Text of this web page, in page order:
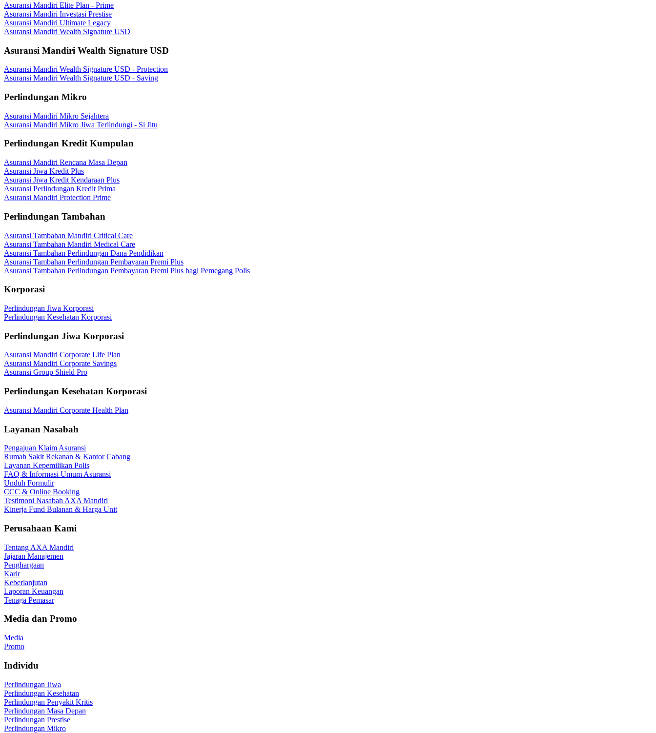
Asuransi Mandiri Elite Plan - Prime
Asuransi Mandiri Investasi Prestise
Asuransi Mandiri Ultimate Legacy
Asuransi Mandiri Wealth Signature USD
Asuransi Mandiri Wealth Signature USD
Asuransi Mandiri Wealth Signature USD - Protection
Asuransi Mandiri Wealth Signature USD - Saving
Perlindungan Mikro
Asuransi Mandiri Mikro Sejahtera
Asuransi Mandiri Mikro Jiwa Terlindungi - Si Jitu
Perlindungan Kredit Kumpulan
Asuransi Mandiri Rencana Masa Depan
Asuransi Jiwa Kredit Plus
Asuransi Jiwa Kredit Kendaraan Plus
Asuransi Perlindungan Kredit Prima
Asuransi Mandiri Protection Prime
Perlindungan Tambahan
Asuransi Tambahan Mandiri Critical Care
Asuransi Tambahan Mandiri Medical Care
Asuransi Tambahan Perlindungan Dana Pendidikan
Asuransi Tambahan Perlindungan Pembayaran Premi Plus
Asuransi Tambahan Perlindungan Pembayaran Premi Plus bagi Pemegang Polis
Korporasi
Perlindungan Jiwa Korporasi
Perlindungan Kesehatan Korporasi
Perlindungan Jiwa Korporasi
Asuransi Mandiri Corporate Life Plan
Asuransi Mandiri Corporate Savings
Asuransi Group Shield Pro
Perlindungan Kesehatan Korporasi
Asuransi Mandiri Corporate Health Plan
Layanan Nasabah
Pengajuan Klaim Asuransi
Rumah Sakit Rekanan & Kantor Cabang
Layanan Kepemilikan Polis
FAQ & Informasi Umum Asuransi
Unduh Formulir
CCC & Online Booking
Testimoni Nasabah AXA Mandiri
Kinerja Fund Bulanan & Harga Unit
Perusahaan Kami
Tentang AXA Mandiri
Jajaran Manajemen
Penghargaan
Karir
Keberlanjutan
Laporan Keuangan
Tenaga Pemasar
Media dan Promo
Media
Promo
Individu
Perlindungan Jiwa
Perlindungan Kesehatan
Perlindungan Penyakit Kritis
Perlindungan Masa Depan
Perlindungan Prestise
Perlindungan Mikro